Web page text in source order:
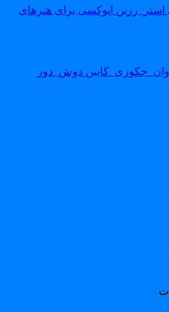
اپوکسی برای هنرهای
دوش_دور